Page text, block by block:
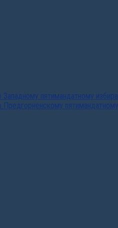
пятимандатному